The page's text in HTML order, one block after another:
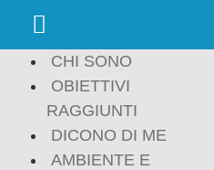
CHI SONO
OBIETTIVI
RAGGIUNTI
DICONO DI ME
AMBIENTE E